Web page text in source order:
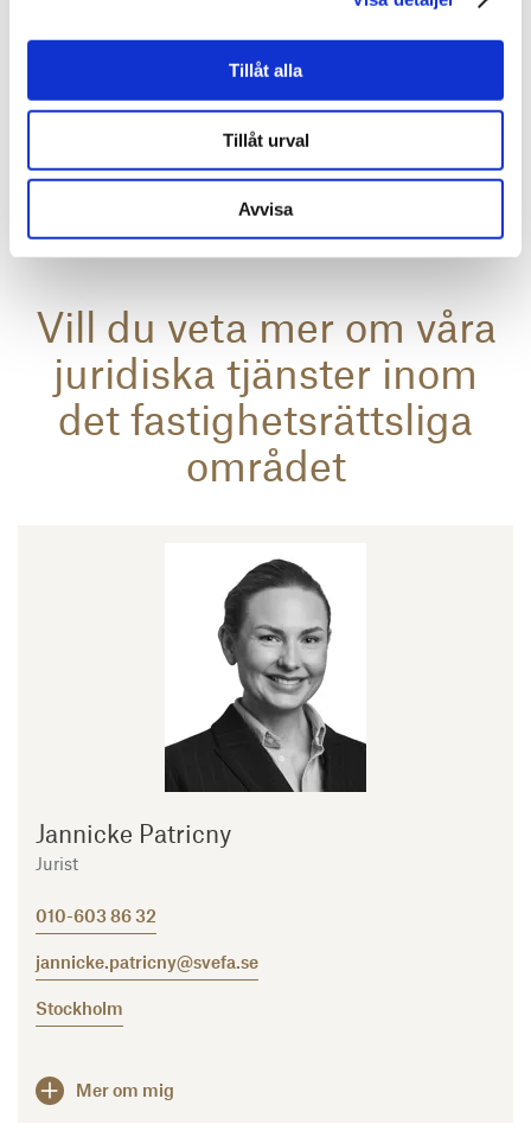
Tillåt alla
Tillåt urval
Avvisa
Kontakta oss.
Kontakta oss
Vill du veta mer om våra
juridiska tjänster inom
det fastighetsrättsliga
området
Jannicke Patricny
Jurist
010-603 86 32
jannicke.patricny@svefa.se
Stockholm
Mer om mig